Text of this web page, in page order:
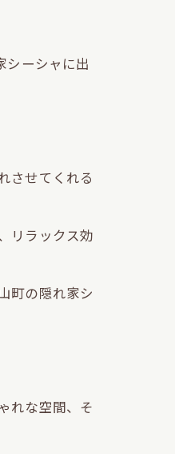
シーシャに出
させてくれる
リラックス効
町の隠れ家シ
れな空間、そ